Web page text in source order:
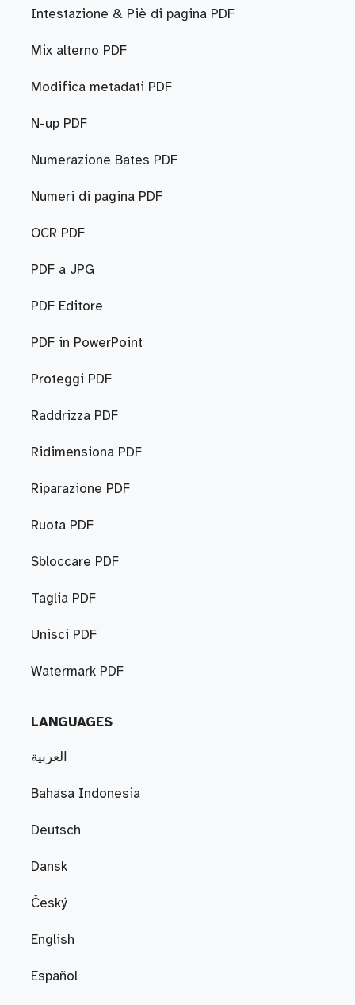
Intestazione & Piè di pagina PDF
Mix alterno PDF
Modifica metadati PDF
N-up PDF
Numerazione Bates PDF
Numeri di pagina PDF
OCR PDF
PDF a JPG
PDF Editore
PDF in PowerPoint
Proteggi PDF
Raddrizza PDF
Ridimensiona PDF
Riparazione PDF
Ruota PDF
Sbloccare PDF
Taglia PDF
Unisci PDF
Watermark PDF
LANGUAGES
العربية
Bahasa Indonesia
Deutsch
Dansk
Český
English
Español